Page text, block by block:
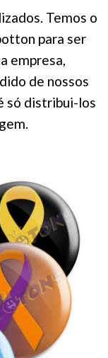
Temos o
para ser
empresa,
de nossos
só distribui-los